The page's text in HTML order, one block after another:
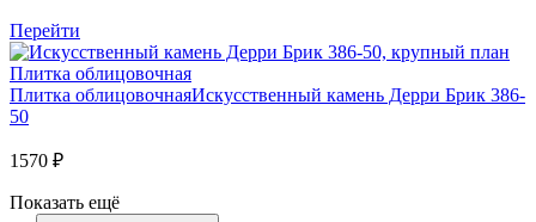
Перейти
Плитка облицовочная
Плитка облицовочнаяИскусственный камень Дерри Брик 386-
50
1570 ₽
Показать ещё